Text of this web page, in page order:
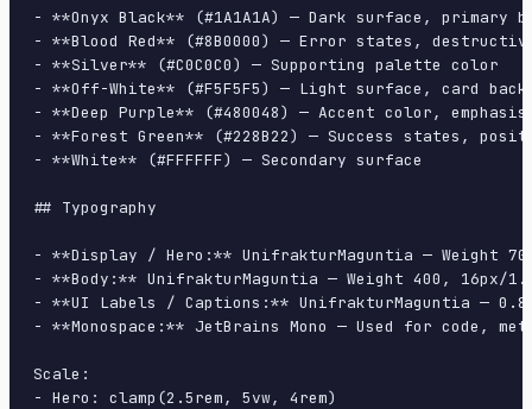
- **Onyx Black** (#1A1A1A) — Dark surface, primary
- **Blood Red** (#8B0000) — Error states,
- **Silver** (#C0C0C0) — Supporting palette color
- **Off-White** (#F5F5F5) — Light surface, card
- **Deep Purple** (#480048) — Accent color, emphasis
- **Forest Green** (#228B22) — Success states,
- **White** (#FFFFFF) — Secondary surface
## Typography
- **Display / Hero:** UnifrakturMaguntia — Weight
- **Body:** UnifrakturMaguntia — Weight 400, 16px/
- **UI Labels / Captions:** UnifrakturMaguntia —
- **Monospace:** JetBrains Mono — Used for code,
Scale:
- Hero: clamp(2.5rem, 5vw, 4rem)